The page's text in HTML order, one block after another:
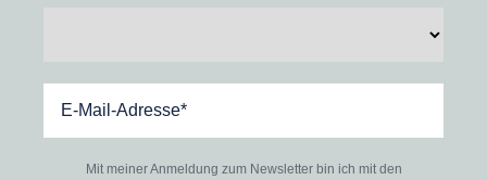
Mit meiner Anmeldung zum Newsletter bin ich mit den